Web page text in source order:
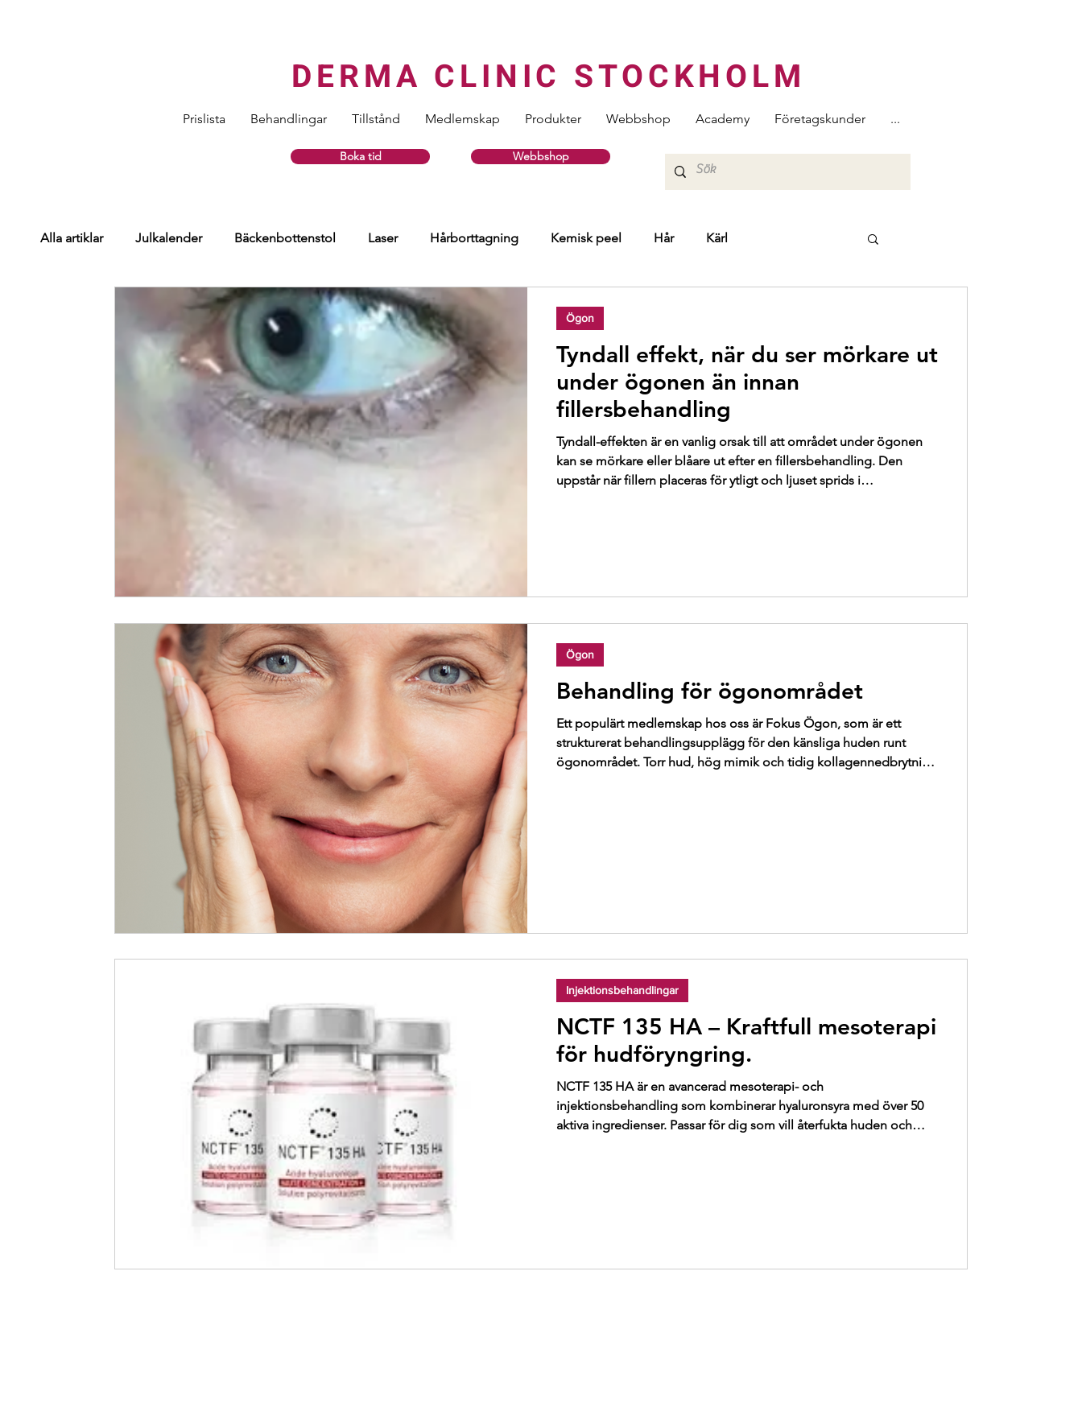
DERMA CLINIC STOCKHOLM
Prislista Behandlingar Tillstånd Medlemskap Produkter Webbshop Academy Företagskunder ...
Boka tid Webbshop
Alla artiklar Julkalender Bäckenbottenstol Laser Hårborttagning Kemisk peel Hår Kärl
Ögon Injektionsbehandlingar Hud
Prickkontroll Hudförändring Hudcancer Pigment Seborroisk keratos Solskydd
Tyndall effekt, när du ser mörkare ut
under ögonen än innan
fillersbehandling
Tyndall-effekten är en vanlig orsak till att området under ögonen
kan se mörkare eller blåare ut efter en fillersbehandling. Den
uppstår när fillern placeras för ytligt och ljuset sprids i
Ögon
Behandling för ögonområdet
Ett populärt medlemskap hos oss är Fokus Ögon, som är ett
strukturerat behandlingsupplägg för den känsliga huden runt
ögonområdet. Torr hud, hög mimik och tidig kollagennedbrytning
Ögon
NCTF 135 HA – Kraftfull mesoterapi
för hudföryngring.
NCTF 135 HA är en avancerad mesoterapi- och
injektionsbehandling som kombinerar hyaluronsyra med över 50
aktiva ingredienser. Passar för dig som vill återfukta huden och
Injektionsbehandlingar